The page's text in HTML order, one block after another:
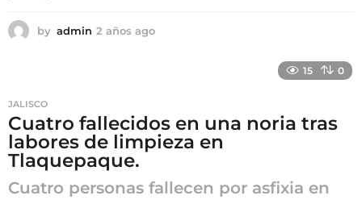
by admin 2 años ago
g
o
15 0
JALISCO
Cuatro fallecidos en una noria tras
labores de limpieza en
Tlaquepaque.
Cuatro personas fallecen por asfixia en